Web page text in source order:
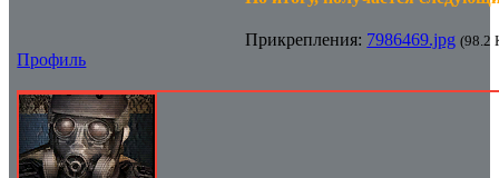
Прикрепления: 7986469.jpg (98.2
Профиль